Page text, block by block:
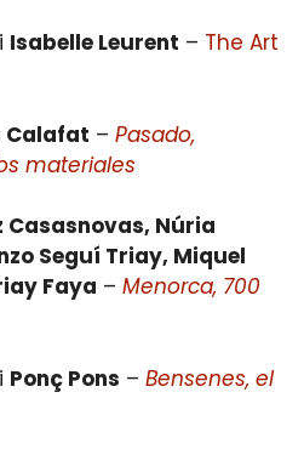
i Isabelle Leurent – The Art
Calafat – Pasado,
materiales
Casasnovas, Núria
Seguí Triay, Miquel
Faya – Menorca, 700
i Ponç Pons – Bensenes, el